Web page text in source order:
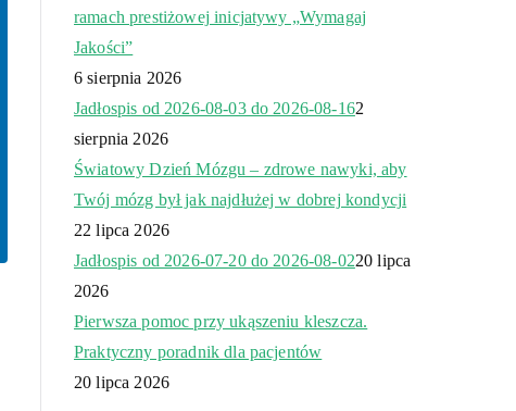
ramach prestiżowej inicjatywy „Wymagaj
Jakości”
6 sierpnia 2026
Jadłospis od 2026-08-03 do 2026-08-162
sierpnia 2026
Światowy Dzień Mózgu – zdrowe nawyki, aby
Twój mózg był jak najdłużej w dobrej kondycji
22 lipca 2026
Jadłospis od 2026-07-20 do 2026-08-0220 lipca
2026
Pierwsza pomoc przy ukąszeniu kleszcza.
Praktyczny poradnik dla pacjentów
20 lipca 2026